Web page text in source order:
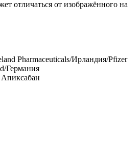
отличаться от изображённого на
Pharmaceuticals/Ирландия/Pfizer
Германия
Апиксабан